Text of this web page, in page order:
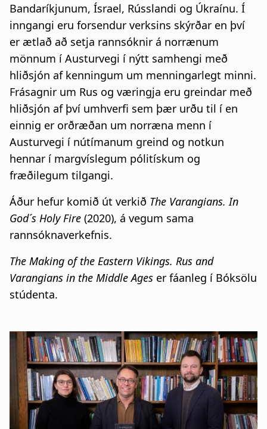
Bandaríkjunum, Ísrael, Rússlandi og Úkraínu. Í
inngangi eru forsendur verksins skýrðar en því
er ætlað að setja rannsóknir á norrænum
mönnum í Austurvegi í nýtt samhengi með
hliðsjón af kenningum um menningarlegt minni.
Frásagnir um Rus og væringja eru greindar með
hliðsjón af því umhverfi sem þær urðu til í en
einnig er orðræðan um norræna menn í
Austurvegi í nútímanum greind og notkun
hennar í margvíslegum pólitískum og
fræðilegum tilgangi.
Áður hefur komið út verkið The Varangians. In
God´s Holy Fire (2020), á vegum sama
rannsóknaverkefnis.
The Making of the Eastern Vikings. Rus and
Varangians in the Middle Ages er fáanleg í Bóksölu
stúdenta.